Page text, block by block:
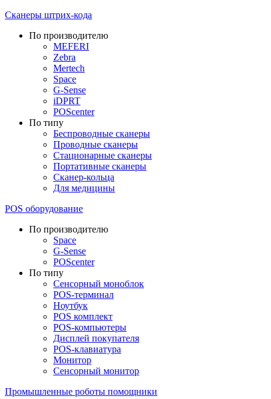
Сканеры штрих-кода
По производителю
MEFERI
Zebra
Mertech
Space
G-Sense
iDPRT
POScenter
По типу
Беспроводные сканеры
Проводные сканеры
Стационарные сканеры
Портативные сканеры
Сканер-кольца
Для медицины
POS оборудование
По производителю
Space
G-Sense
POScenter
По типу
Сенсорный моноблок
POS-терминал
Ноутбук
POS комплект
POS-компьютеры
Дисплей покупателя
POS-клавиатура
Монитор
Сенсорный монитор
Промышленные роботы помощники